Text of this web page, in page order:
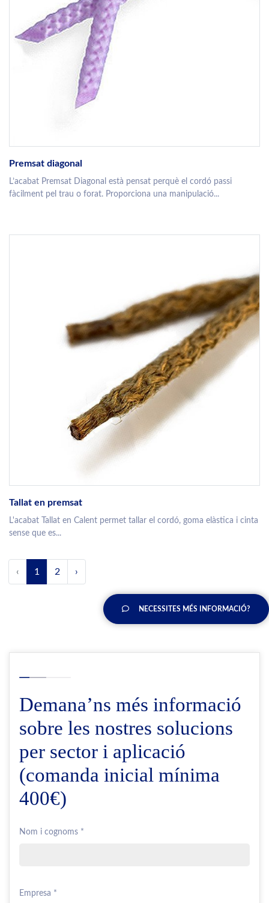
Premsat diagonal
L’acabat Premsat Diagonal està pensat perquè el cordó passi
fàcilment pel trau o forat. Proporciona una manipulació...
Tallat en premsat
L'acabat Tallat en Calent permet tallar el cordó, goma elàstica i cinta
sense que es...
‹ 1 2 ›
NECESSITES MÉS INFORMACIÓ?
Demana’ns més informació
sobre les nostres solucions
per sector i aplicació
(comanda inicial mínima
400€)
Nom i cognoms *
Empresa *